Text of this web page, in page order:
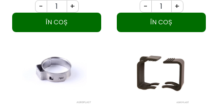
- +
ÎN COȘ
- +
ÎN COȘ